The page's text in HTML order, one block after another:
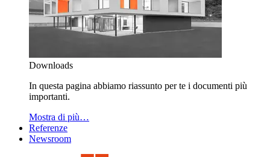
Downloads
In questa pagina abbiamo riassunto per te i documenti più
importanti.
Mostra di più…
Referenze
Newsroom